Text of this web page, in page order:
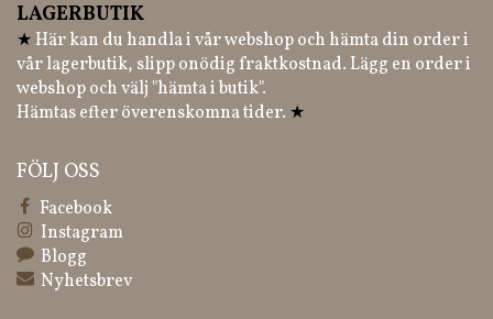
LAGERBUTIK
★ Här kan du handla i vår webshop och hämta din order i
vår lagerbutik, slipp onödig fraktkostnad. Lägg en order i
webshop och välj "hämta i butik".
Hämtas efter överenskomna tider. ★
FÖLJ OSS
Facebook
Instagram
Blogg
Nyhetsbrev